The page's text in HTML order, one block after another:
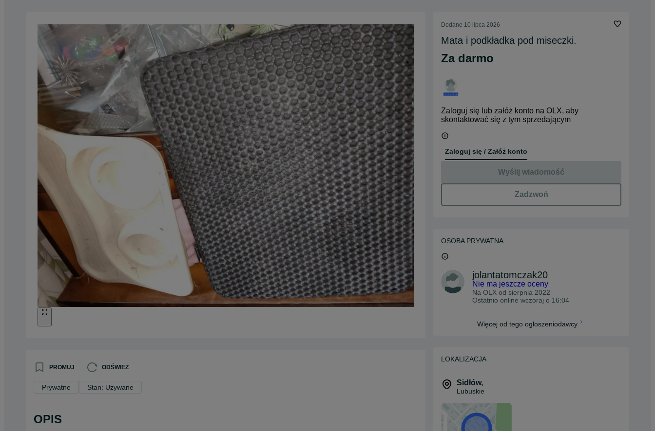
PROMUJ ODŚWIEŻ
Prywatne Stan: Używane
OPIS
Dodane 10 lipca 2026
Mata i podkładka pod miseczki.
Za darmo
Zaloguj się lub załóż konto na OLX, aby
skontaktować się z tym sprzedającym
Zaloguj się / Załóż konto
Wyślij wiadomość
Zadzwoń
OSOBA PRYWATNA
jolantatomczak20
Nie ma jeszcze oceny
Na OLX od sierpnia 2022
Ostatnio online wczoraj o 16:04
Więcej od tego ogłoszeniodawcy
LOKALIZACJA
Sidłów,
Lubuskie